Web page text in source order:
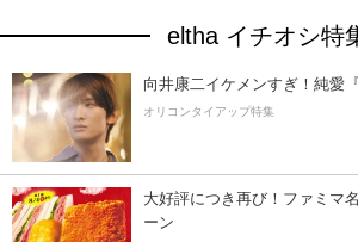
eltha イチオシ特
向井康二イケメンすぎ！純愛
オリコンタイアップ特集
大好評につき再び！ファミマ
ーン